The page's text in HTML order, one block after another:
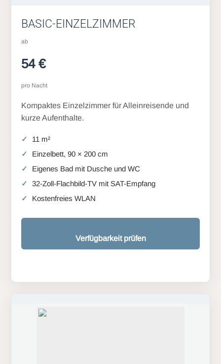
BASIC-EINZELZIMMER
ab
54 €
pro Nacht
Kompaktes Einzelzimmer für Alleinreisende und
kurze Aufenthalte.
11 m²
Einzelbett, 90 × 200 cm
Eigenes Bad mit Dusche und WC
32-Zoll-Flachbild-TV mit SAT-Empfang
Kostenfreies WLAN
Verfügbarkeit prüfen